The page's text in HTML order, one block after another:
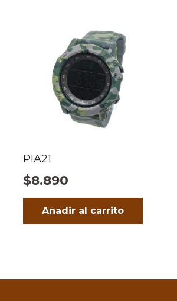
PIA21
$8.890
Añadir al carrito